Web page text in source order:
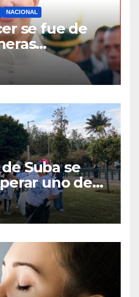
NACIONAL
se fue de
llegada a
Suba se
uno de